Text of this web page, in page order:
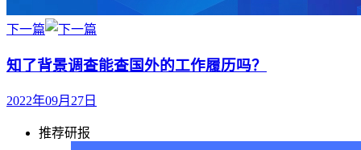
下一篇
知了背景调查能查国外的工作履历吗？
2022年09月27日
推荐研报